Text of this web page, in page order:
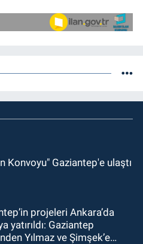
Konvoyu" Gaziantep'e ulaştı
projeleri Ankara’da
yatırıldı: Gaziantep
Yılmaz ve Şimşek’e